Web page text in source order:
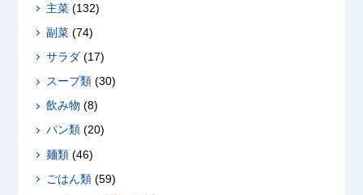
主菜(132)
副菜(74)
サラダ(17)
スープ類(30)
飲み物 (8)
パン類(20)
麺類(46)
ごはん類(59)